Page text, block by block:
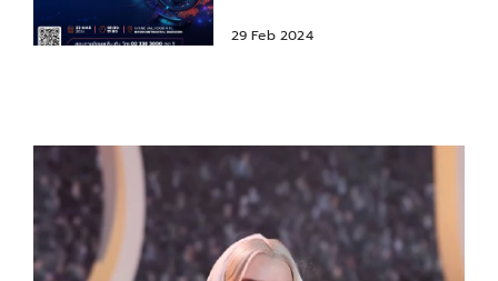
ธุรกิจ
29 Feb 2024